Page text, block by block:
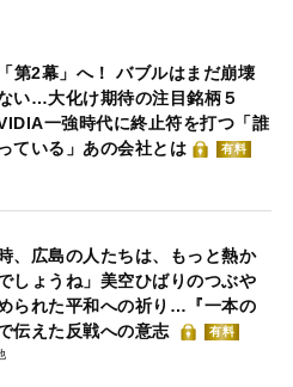
第2幕」へ！ バブルはまだ崩壊
い…大化け期待の注目銘柄５
一強時代に終止符を打つ「誰
ている」あの会社とは
有料
、広島の人たちは、もっと熱か
しょうね」美空ひばりのつぶや
られた平和への祈り…『一本の
伝えた反戦への意志
有料